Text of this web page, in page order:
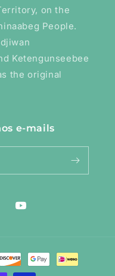
on the
People.
Ketengunseebee
the original
e-mails
YouTube